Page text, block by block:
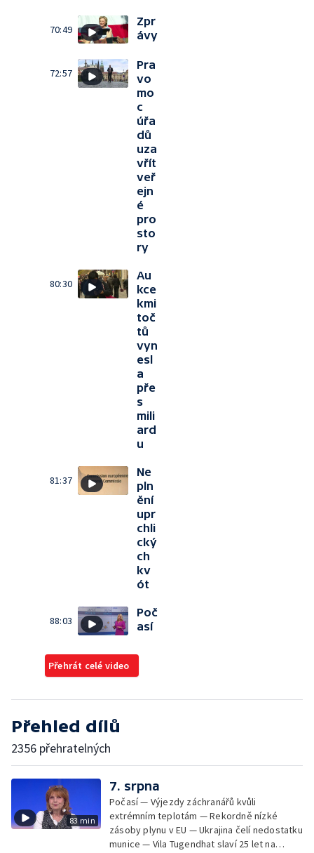
70:49
Zpr
ávy
72:57
Pra
vo
mo
c
úřa
dů
uza
vřít
veř
ejn
é
pro
sto
ry
80:30
Au
kce
kmi
toč
tů
vyn
esl
a
pře
s
mili
ard
u
81:37
Ne
pln
ění
upr
chli
cký
ch
kv
ót
88:03
Poč
así
Přehrát celé video
Přehled dílů
2356 přehratelných
83 min
7. srpna
Počasí — Výjezdy záchranářů kvůli
extrémním teplotám — Rekordně nízké
zásoby plynu v EU — Ukrajina čelí nedostatku
munice — Vila Tugendhat slaví 25 let na